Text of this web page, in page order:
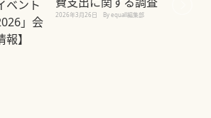
ベント
」会
】
2026年3月26日 By equall編集部